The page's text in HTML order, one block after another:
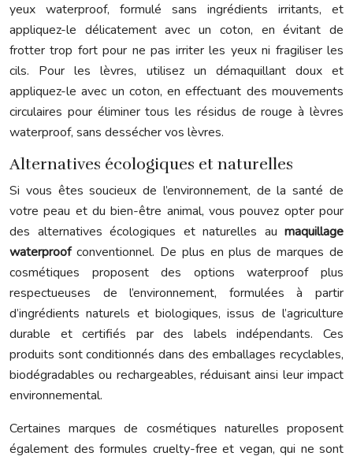
yeux waterproof, formulé sans ingrédients irritants, et
appliquez-le délicatement avec un coton, en évitant de
frotter trop fort pour ne pas irriter les yeux ni fragiliser les
cils. Pour les lèvres, utilisez un démaquillant doux et
appliquez-le avec un coton, en effectuant des mouvements
circulaires pour éliminer tous les résidus de rouge à lèvres
waterproof, sans dessécher vos lèvres.
Alternatives écologiques et naturelles
Si vous êtes soucieux de l’environnement, de la santé de
votre peau et du bien-être animal, vous pouvez opter pour
des alternatives écologiques et naturelles au maquillage
waterproof conventionnel. De plus en plus de marques de
cosmétiques proposent des options waterproof plus
respectueuses de l’environnement, formulées à partir
d’ingrédients naturels et biologiques, issus de l’agriculture
durable et certifiés par des labels indépendants. Ces
produits sont conditionnés dans des emballages recyclables,
biodégradables ou rechargeables, réduisant ainsi leur impact
environnemental.
Certaines marques de cosmétiques naturelles proposent
également des formules cruelty-free et vegan, qui ne sont